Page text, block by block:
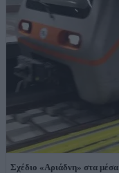
Σχέδιο «Αριάδνη» στα μέσα